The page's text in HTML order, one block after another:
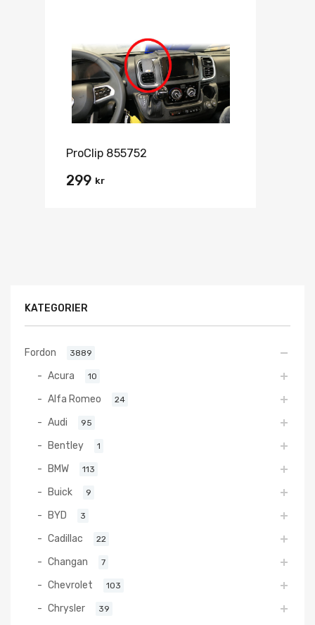
ProClip 855752
299 kr
KATEGORIER
Fordon 3889
Acura 10
Alfa Romeo 24
Audi 95
Bentley 1
BMW 113
Buick 9
BYD 3
Cadillac 22
Changan 7
Chevrolet 103
Chrysler 39